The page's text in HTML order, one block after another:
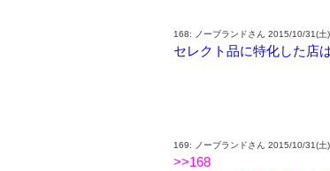
168: ノーブランドさん 2015/10/31(
セレクト品に特化した店
169: ノーブランドさん 2015/10/31(
>>168